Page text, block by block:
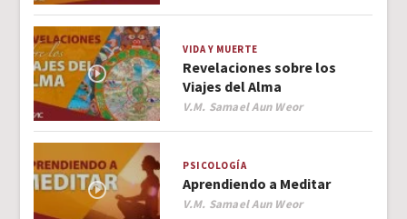
VIDA Y MUERTE
Revelaciones sobre los
Viajes del Alma
Author
V.M. Samael Aun Weor
PSICOLOGÍA
Aprendiendo a Meditar
Author
V.M. Samael Aun Weor